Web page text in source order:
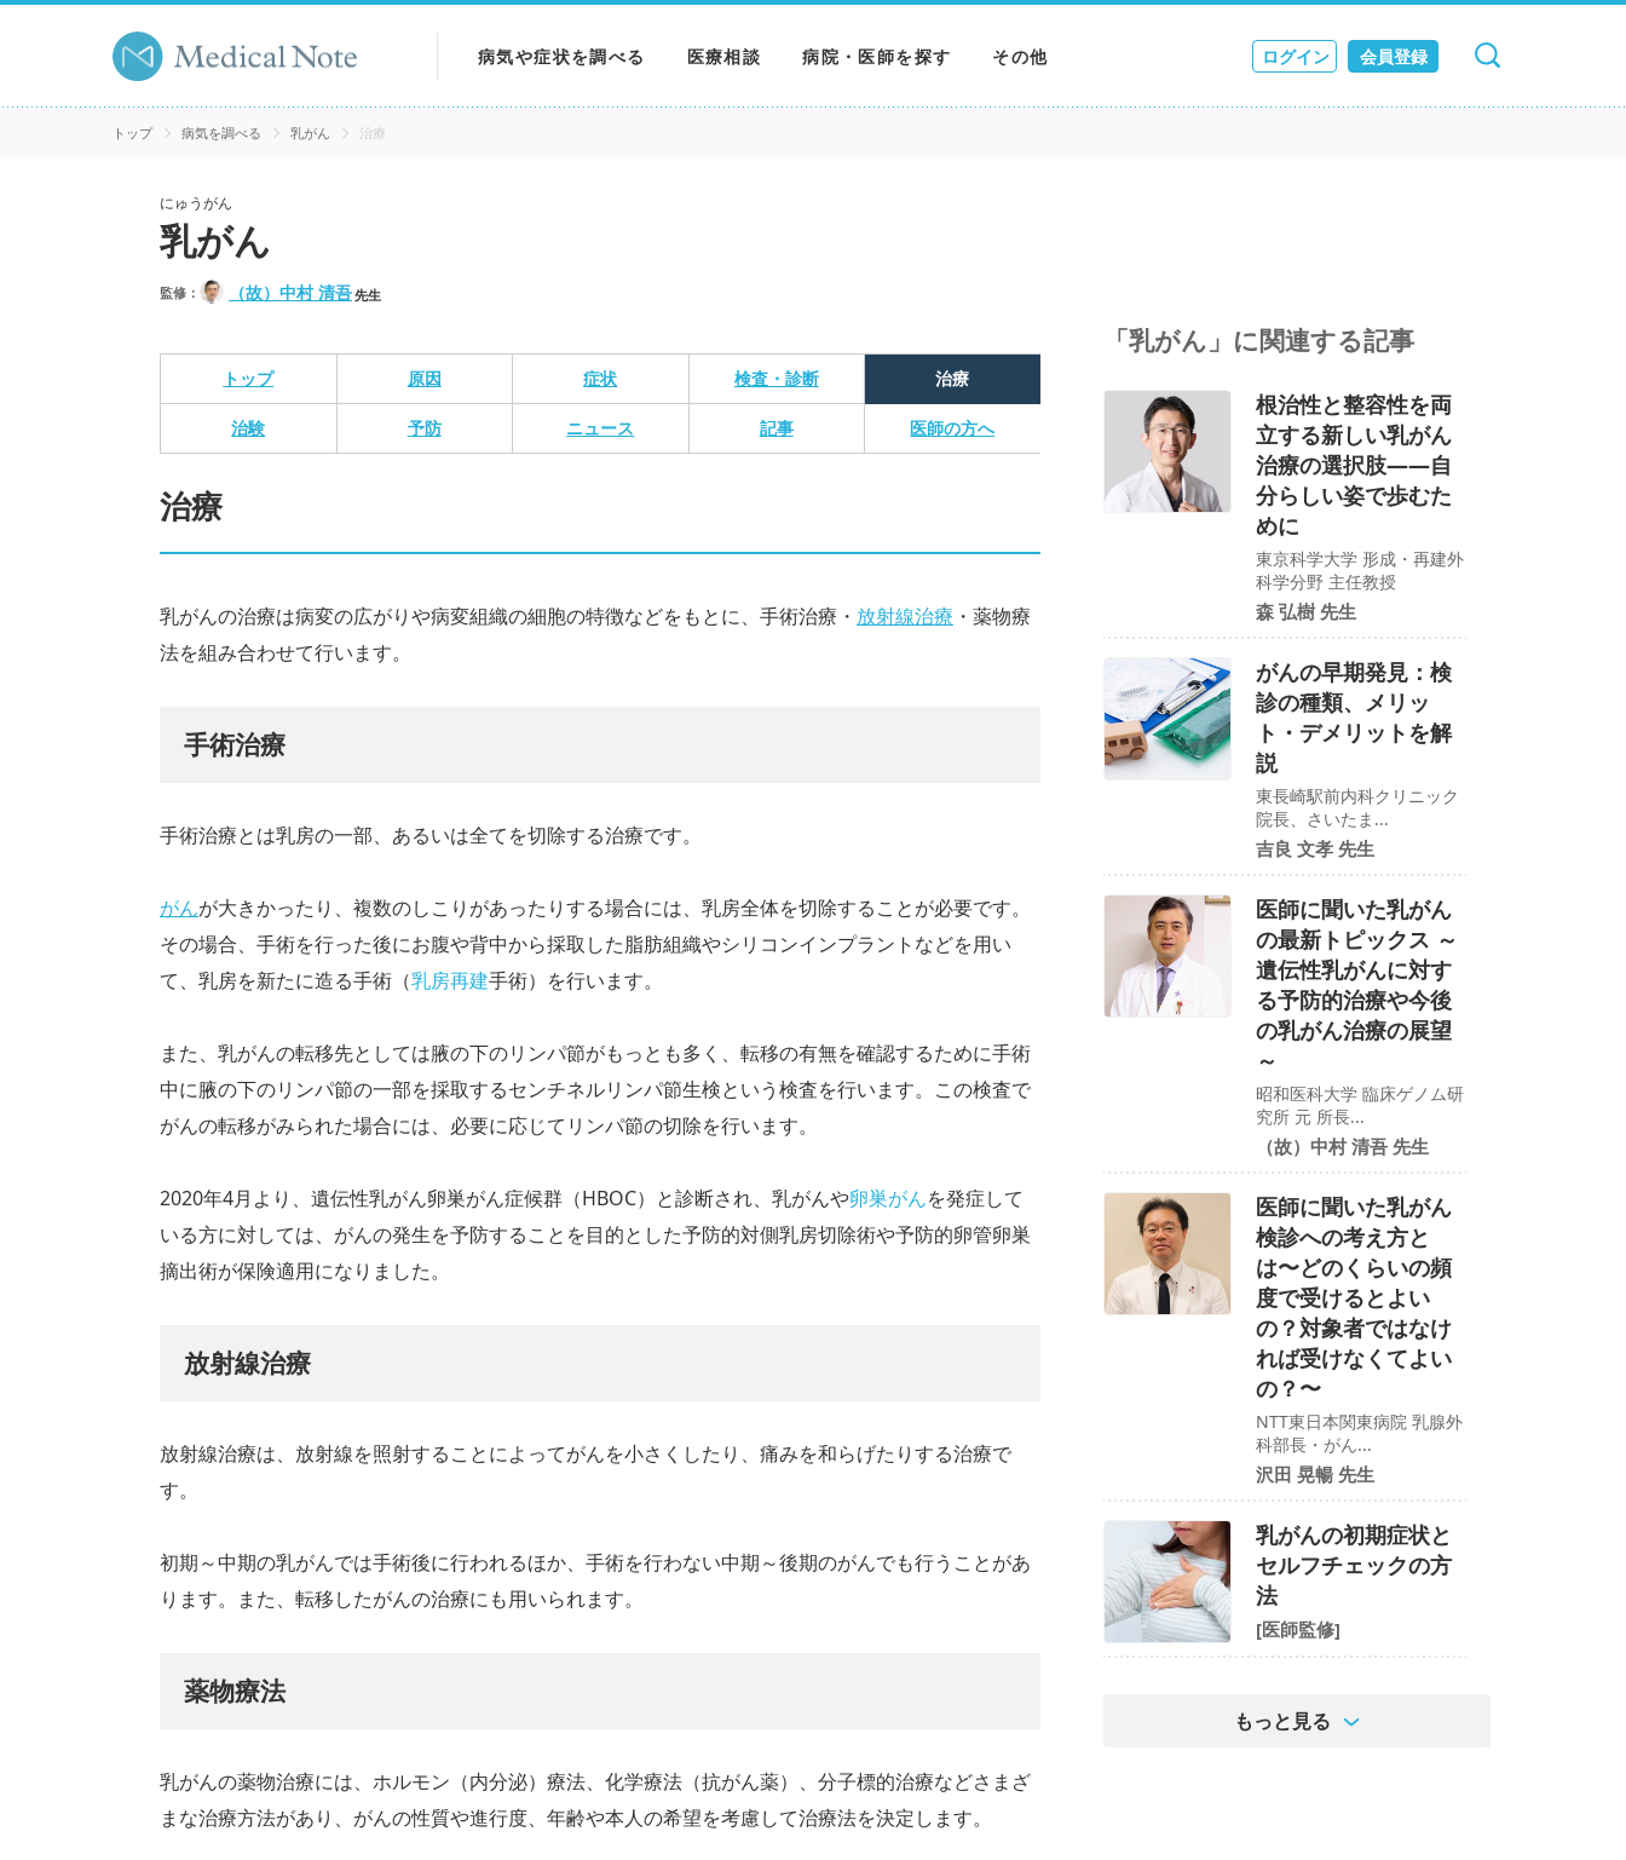
病気や症状を調べる
病気を調べる
医療相談 病院・医師を探す
病院を探す
その他
MNニュース
ログイン 会員登録
検索 キャンセル
トップ 病気を調べる 乳がん 治療
にゅうがん
乳がん
監修： （故）中村 清吾先生
トップ 原因 症状 検査・診断 治療
治験 予防 ニュース 記事 医師の方へ
治療
乳がんの治療は病変の広がりや病変組織の細胞の特徴などをもとに、手術治療・ 放射線治療 ・薬物療
法を組み合わせて行います。
手術治療
手術治療とは乳房の一部、あるいは全てを切除する治療です。
がんが大きかったり、複数のしこりがあったりする場合には、乳房全体を切除することが必要です。
その場合、手術を行った後にお腹や背中から採取した脂肪組織やシリコンインプラントなどを用い
て、乳房を新たに造る手術（乳房再建手術）を行います。
また、乳がんの転移先としては腋の下のリンパ節がもっとも多く、転移の有無を確認するために手術
中に腋の下のリンパ節の一部を採取するセンチネルリンパ節生検という検査を行います。この検査で
がんの転移がみられた場合には、必要に応じてリンパ節の切除を行います。
2020年4月より、遺伝性乳がん卵巣がん症候群（HBOC）と診断され、乳がんや卵巣がんを発症して
いる方に対しては、がんの発生を予防することを目的とした予防的対側乳房切除術や予防的卵管卵巣
摘出術が保険適用になりました。
放射線治療
放射線治療は、放射線を照射することによってがんを小さくしたり、痛みを和らげたりする治療で
す。
初期～中期の乳がんでは手術後に行われるほか、手術を行わない中期～後期のがんでも行うことがあ
ります。また、転移したがんの治療にも用いられます。
薬物療法
乳がんの薬物治療には、ホルモン（内分泌）療法、化学療法（抗がん薬）、分子標的治療などさまざ
まな治療方法があり、がんの性質や進行度、年齢や本人の希望を考慮して治療法を決定します。
「乳がん」に関連する記事
根治性と整容性を両
立する新しい乳がん
治療の選択肢――自
分らしい姿で歩むた
めに
東京科学大学 形成・再建外
科学分野 主任教授
森 弘樹 先生
がんの早期発見：検
診の種類、メリッ
ト・デメリットを解
説
東長崎駅前内科クリニック
院長、さいたま...
吉良 文孝 先生
医師に聞いた乳がん
の最新トピックス ～
遺伝性乳がんに対す
る予防的治療や今後
の乳がん治療の展望
～
昭和医科大学 臨床ゲノム研
究所 元 所長...
（故）中村 清吾 先生
医師に聞いた乳がん
検診への考え方と
は〜どのくらいの頻
度で受けるとよい
の？対象者ではなけ
れば受けなくてよい
の？〜
NTT東日本関東病院 乳腺外
科部長・がん...
沢田 晃暢 先生
乳がんの初期症状と
セルフチェックの方
法
[医師監修]
もっと見る